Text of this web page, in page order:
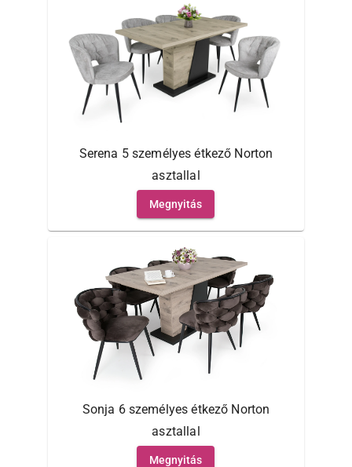
Serena 5 személyes étkező Norton
asztallal
Megnyitás
Sonja 6 személyes étkező Norton
asztallal
Megnyitás